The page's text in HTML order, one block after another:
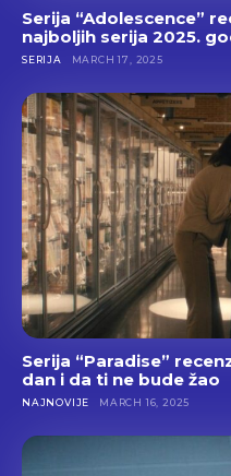
Serija “Adolescence”
najboljih serija 2025.
SERIJA MARCH 17, 2025
Serija “Paradise”
dan i da ti ne bude žao
NAJNOVIJE MARCH 16, 2025